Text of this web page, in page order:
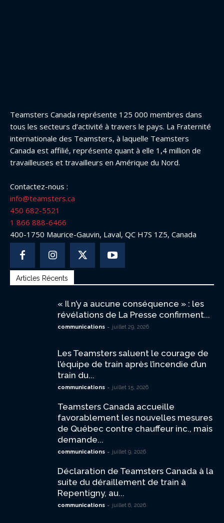
Teamsters Canada représente 125 000 membres dans
tous les secteurs d’activité à travers le pays. La Fraternité
internationale des Teamsters, à laquelle Teamsters
Canada est affilié, représente quant à elle 1,4 million de
travailleuses et travailleurs en Amérique du Nord.
Contactez-nous :
info@teamsters.ca
450 682-5521
1 866 888-6466
400-1750 Maurice-Gauvin, Laval, QC H7S 1Z5, Canada
Articles Récents
« Il n’y a aucune conséquence » : les
révélations de La Presse confirment...
communications - juillet 29, 2026
Les Teamsters saluent le courage de
l’équipe de train après l’incendie d’un
train du...
communications - juillet 15, 2026
Teamsters Canada accueille
favorablement les nouvelles mesures
de Québec contre chauffeur inc., mais
demande...
communications - juillet 9, 2026
Déclaration de Teamsters Canada à la
suite du déraillement de train à
Repentigny, au...
communications - juillet 6, 2026